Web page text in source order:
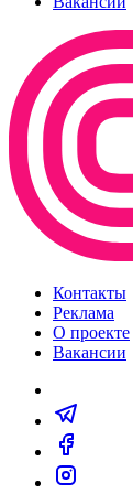
Контакты
Реклама
О проекте
Вакансии